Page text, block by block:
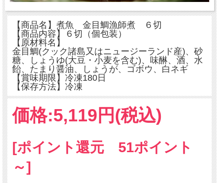
【商品名】煮魚 金目鯛漁師煮 ６切
【商品内容】６切（個包装）
【原材料名】
金目鯛(クック諸島又はニュージーランド産)、砂
糖、しょうゆ(大豆・小麦を含む)、味醂、酒、水
飴、たまり醤油、しょうが、ゴボウ、白ネギ
【賞味期限】冷凍180日
【保存方法】冷凍
価格:5,119円(税込)
[ポイント還元 51ポイント
～]